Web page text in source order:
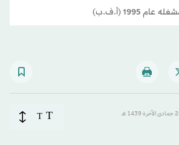
1995 (أ.ف.ب)
T
T